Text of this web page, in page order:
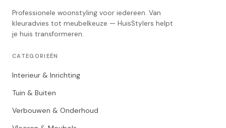
Professionele woonstyling voor iedereen. Van
kleuradvies tot meubelkeuze — HuisStylers helpt
je huis transformeren.
CATEGORIEËN
Interieur & Inrichting
Tuin & Buiten
Verbouwen & Onderhoud